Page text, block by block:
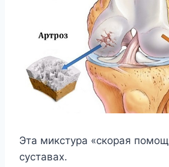
Эта микстура «скорая
суставах.